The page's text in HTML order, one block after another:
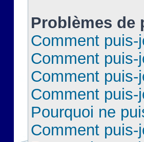
Problèmes de
Comment
Comment
Comment
Comment
Pourquoi ne
Comment